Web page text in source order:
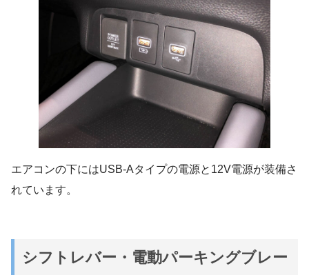
エアコンの下にはUSB-Aタイプの電源と12V電源が装備さ
れています。
シフトレバー・電動パーキングブレー